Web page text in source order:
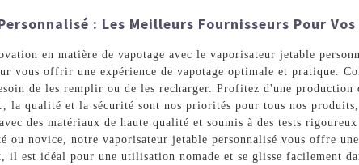
: Les Meilleurs Fournisseurs Pour Vos
en matière de vapotage avec le vaporisateur jetable
vous offrir une expérience de vapotage optimale et pratique.
de les remplir ou de les recharger. Profitez d'une production
la qualité et la sécurité sont nos priorités pour tous nos
des matériaux de haute qualité et soumis à des tests
ou novice, notre vaporisateur jetable personnalisé vous offre
il est idéal pour une utilisation nomade et se glisse facilement